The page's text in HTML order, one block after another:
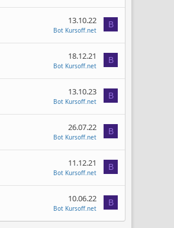
13.10.22
Bot Kursoff.net
B
18.12.21
Bot Kursoff.net
B
13.10.23
Bot Kursoff.net
B
26.07.22
Bot Kursoff.net
B
11.12.21
Bot Kursoff.net
B
10.06.22
Bot Kursoff.net
B